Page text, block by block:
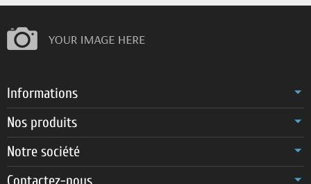
Informations
Nos produits
Notre société
Contactez-nous